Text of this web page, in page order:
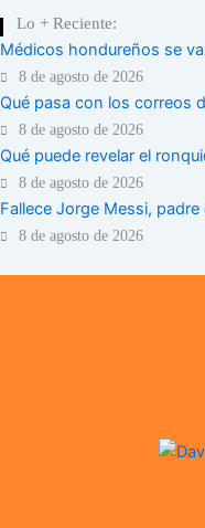
Lo + Reciente:
Médicos hondureños se
8 de agosto de 2026
Qué pasa con los correos
8 de agosto de 2026
Qué puede revelar el
8 de agosto de 2026
Fallece Jorge Messi,
8 de agosto de 2026